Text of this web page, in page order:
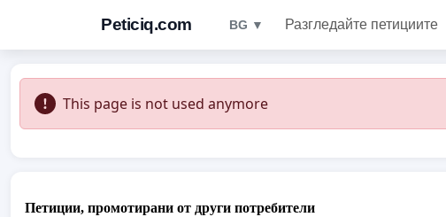
Peticiq.com BG ▼ Разгледайте петициите
This page is not used anymore
Петиции, промотирани от други потребители